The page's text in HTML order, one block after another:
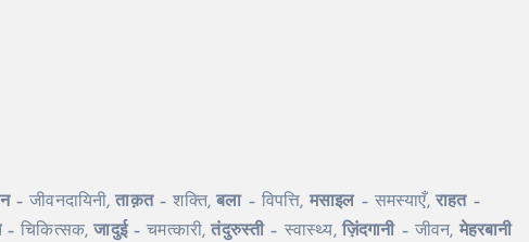
– जीवनदायिनी,ताक़त– शक्ति,बला– विपत्ति, मसाइल– समस्याएँ, राहत–
– चिकित्सक,जादुई– चमत्कारी,तंदुरुस्ती– स्वास्थ्य, ज़िंदगानी– जीवन, मेहरबानी